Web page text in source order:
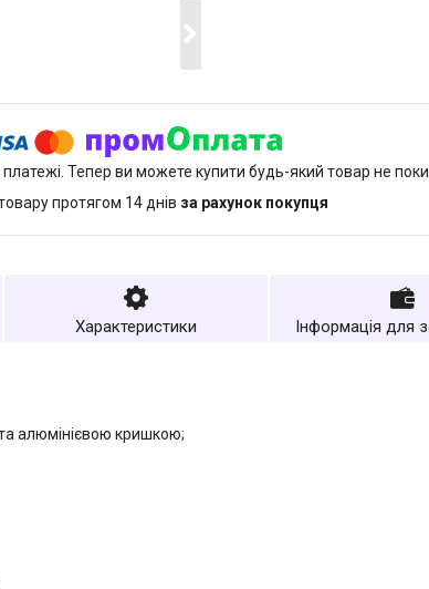
платежі. Тепер ви можете купити будь-який товар не
протягом 14 днів за рахунок покупця
Характеристики Інформація для
алюмінієвою кришкою;